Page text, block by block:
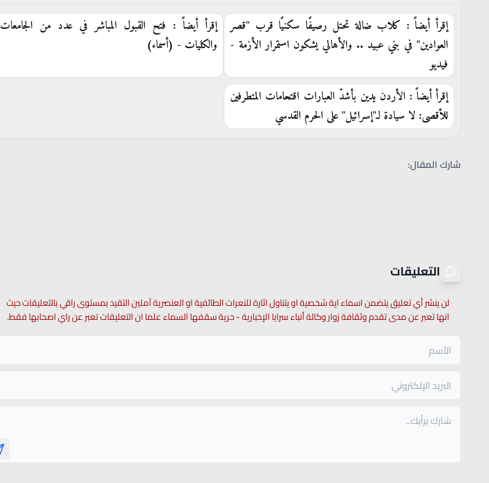
إقرأ أيضاً : كلاب ضالة تحتل رصيفًا سكنيًا قرب "قصر
العوادين" في بني عبيد .. والأهالي يشكون استمرار الأزمة -
فيديو
إقرأ أيضاً : فتح القبول المباشر في عدد من الجامعات
والكليات - (أسماء)
إقرأ أيضاً : الأردن يدين بأشدّ العبارات اقتحامات المتطرفين
للأقصى: لا سيادة لـ"إسرائيل" على الحرم القدسي
شارك المقال:
التعليقات
لن ينشر أي تعليق يتضمن اسماء اية شخصية او يتناول اثارة للنعرات الطائفية او العنصرية آملين التقيد بمستوى راقي بالتعليقات حيث
انها تعبر عن مدى تقدم وثقافة زوار وكالة أنباء سرايا الإخبارية - حرية سقفها السماء علما ان التعليقات تعبر عن راي اصحابها فقط.